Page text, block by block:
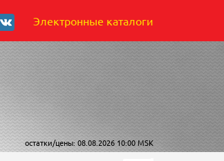
Электронные каталоги
остатки/цены: 08.08.2026 10:00 MSK